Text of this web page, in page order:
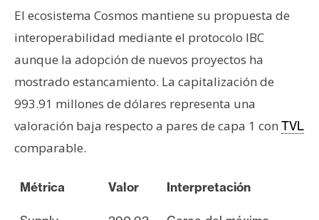
El ecosistema Cosmos mantiene su propuesta de
interoperabilidad mediante el protocolo IBC
aunque la adopción de nuevos proyectos ha
mostrado estancamiento. La capitalización de
993.91 millones de dólares representa una
valoración baja respecto a pares de capa 1 con TVL
comparable.
Métrica Valor Interpretación